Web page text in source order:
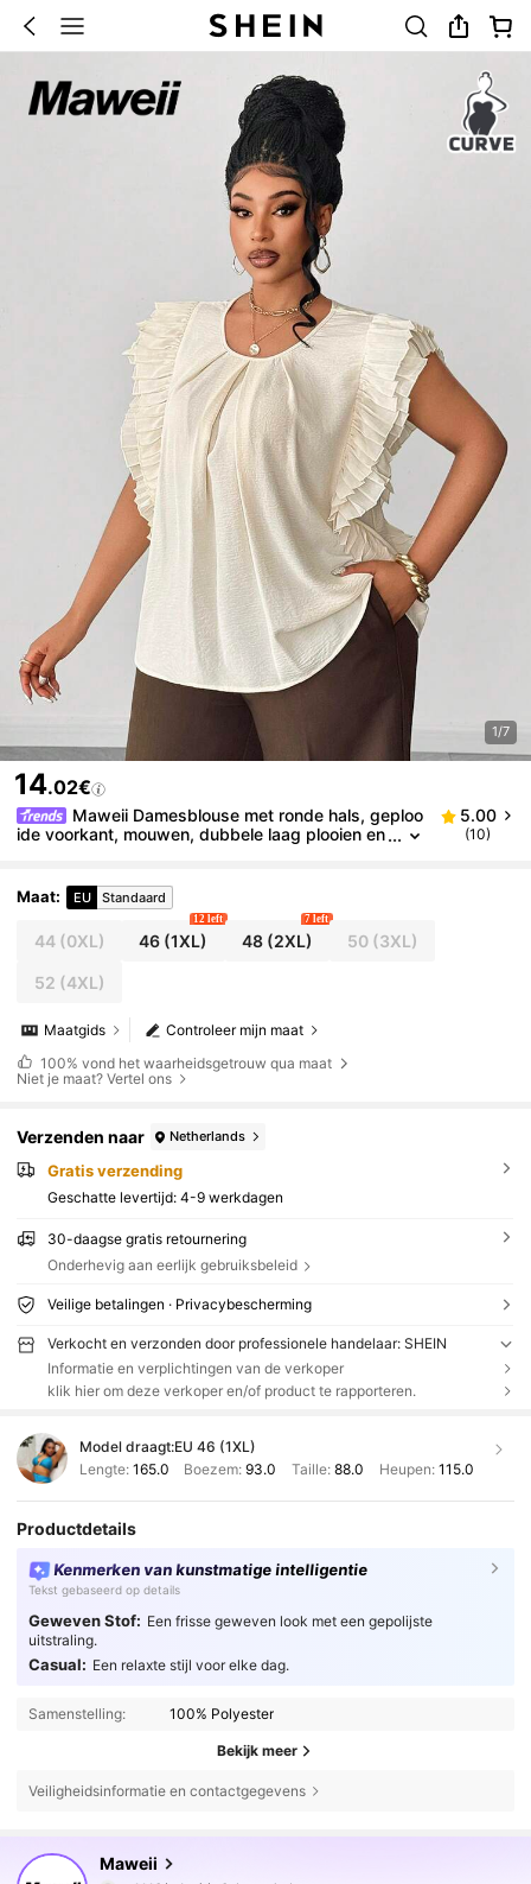
1/7
14.02€
Maweii Damesblouse met ronde hals, geploo
ide voorkant, mouwen, dubbele laag plooien en
5.00
(10)
Maat: EU Standaard
44(0XL) 46 (1XL)
12 left
48(2XL)
7 left
50(3XL)
52 (4XL)
Controleer mijn maat
Maatgids
100% vond het waarheidsgetrouw qua maat
Niet je maat? Vertel ons
Verzenden naar Netherlands
Gratis verzending
Geschatte levertijd: 4-9 werkdagen
30-daagse gratis retournering
Onderhevig aan eerlijk gebruiksbeleid
Veilige betalingen · Privacybescherming
Verkocht en verzonden door professionele handelaar: SHEIN
Informatie en verplichtingen van de verkoper
klik hier om deze verkoper en/of product te rapporteren.
Model draagt:EU 46 (1XL)
Lengte: 165.0 Boezem:93.0 Taille: 88.0 Heupen: 115.0
Productdetails
Kenmerken van kunstmatige intelligentie
Tekst gebaseerd op details
Geweven Stof: Een frisse geweven look met een gepolijste
uitstraling.
Casual: Een relaxte stijl voor elke dag.
Samenstelling: 100% Polyester
Bekijk meer
Veiligheidsinformatie en contactgegevens
Maweii350K Volgers
m***1 betaalde